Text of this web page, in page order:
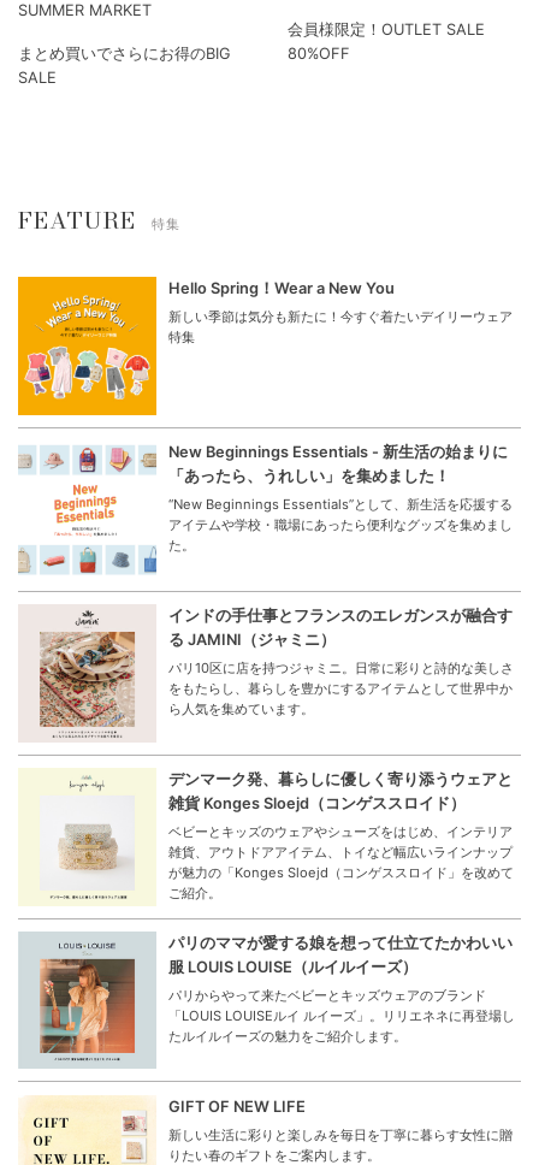
SUMMER MARKET
まとめ買いでさらにお得のBIG
SALE
会員様限定！OUTLET SALE
80%OFF
FEATURE 特集
Hello Spring！Wear a New You
新しい季節は気分も新たに！今すぐ着たいデイリーウェア
特集
New Beginnings Essentials - 新生活の始まりに
「あったら、うれしい」を集めました！
“New Beginnings Essentials”として、新生活を応援する
アイテムや学校・職場にあったら便利なグッズを集めまし
た。
インドの手仕事とフランスのエレガンスが融合す
る JAMINI（ジャミニ）
パリ10区に店を持つジャミニ。日常に彩りと詩的な美しさ
をもたらし、暮らしを豊かにするアイテムとして世界中か
ら人気を集めています。
デンマーク発、暮らしに優しく寄り添うウェアと
雑貨 Konges Sloejd（コンゲススロイド）
ベビーとキッズのウェアやシューズをはじめ、インテリア
雑貨、アウトドアアイテム、トイなど幅広いラインナップ
が魅力の「Konges Sloejd（コンゲススロイド」を改めて
ご紹介。
パリのママが愛する娘を想って仕立てたかわいい
服 LOUIS LOUISE（ルイルイーズ）
パリからやって来たベビーとキッズウェアのブランド
「LOUIS LOUISEルイ ルイーズ」。リリエネネに再登場し
たルイルイーズの魅力をご紹介します。
GIFT OF NEW LIFE
新しい生活に彩りと楽しみを毎日を丁寧に暮らす女性に贈
りたい春のギフトをご案内します。